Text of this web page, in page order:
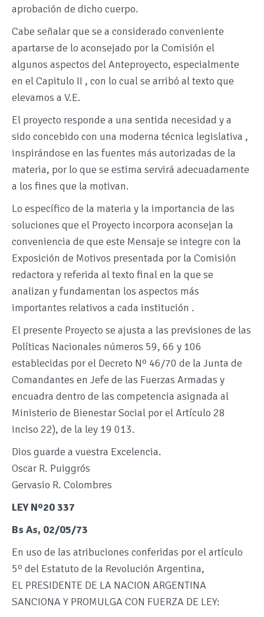
aprobación de dicho cuerpo.
Cabe señalar que se a considerado conveniente
apartarse de lo aconsejado por la Comisión el
algunos aspectos del Anteproyecto, especialmente
en el Capitulo II , con lo cual se arribó al texto que
elevamos a V.E.
El proyecto responde a una sentida necesidad y a
sido concebido con una moderna técnica legislativa ,
inspirándose en las fuentes más autorizadas de la
materia, por lo que se estima servirá adecuadamente
a los fines que la motivan.
Lo específico de la materia y la importancia de las
soluciones que el Proyecto incorpora aconsejan la
conveniencia de que este Mensaje se integre con la
Exposición de Motivos presentada por la Comisión
redactora y referida al texto final en la que se
analizan y fundamentan los aspectos más
importantes relativos a cada institución .
El presente Proyecto se ajusta a las previsiones de las
Políticas Nacionales números 59, 66 y 106
establecidas por el Decreto Nº 46/70 de la Junta de
Comandantes en Jefe de las Fuerzas Armadas y
encuadra dentro de las competencia asignada al
Ministerio de Bienestar Social por el Artículo 28
inciso 22), de la ley 19 013.
Dios guarde a vuestra Excelencia.
Oscar R. Puiggrós
Gervasio R. Colombres
LEY Nº20 337
Bs As, 02/05/73
En uso de las atribuciones conferidas por el artículo
5º del Estatuto de la Revolución Argentina,
EL PRESIDENTE DE LA NACION ARGENTINA
SANCIONA Y PROMULGA CON FUERZA DE LEY: